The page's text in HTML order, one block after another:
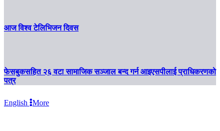
आज विश्व टेलिभिजन दिवस
फेसबुकसहित २६ वटा सामाजिक सञ्जाल बन्द गर्न आइएसपीलाई प्राधिकरणको
पत्र
English More